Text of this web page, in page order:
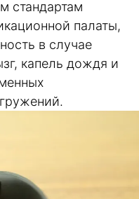
стандартам
палаты,
в случае
капель дождя и